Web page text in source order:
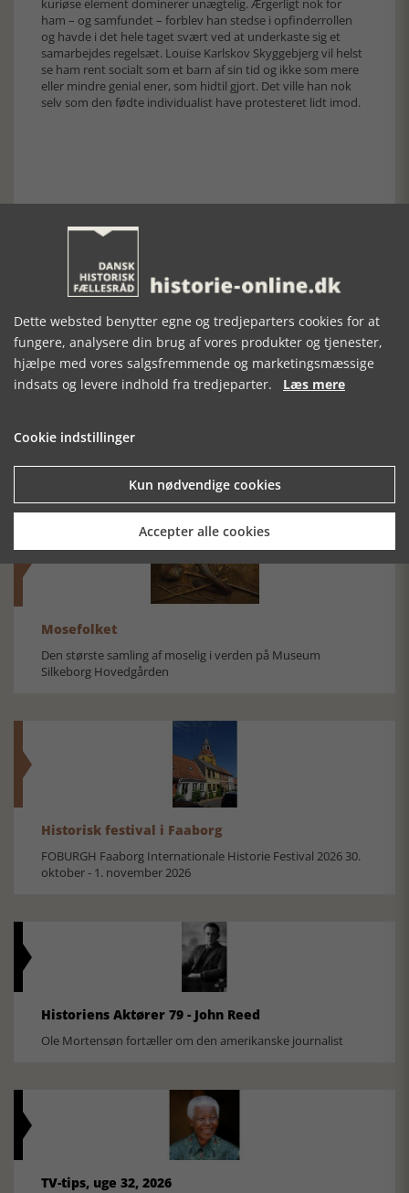
kuriøse element dominerer unægtelig. Ærgerligt nok for
ham – og samfundet – forblev han stedse i opfinderrollen
og havde i det hele taget svært ved at underkaste sig et
samarbejdes regelsæt. Louise Karlskov Skyggebjerg vil helst
se ham rent socialt som et barn af sin tid og ikke som mere
eller mindre genial ener, som hidtil gjort. Det ville han nok
selv som den fødte individualist have protesteret lidt imod.
Forrige artikel
SE RELATEREDE ARTIKLER
KRIG
Mosefolket
Den største samling af moselig i verden på Museum
Silkeborg Hovedgården
Historisk festival i Faaborg
FOBURGH Faaborg Internationale Historie Festival 2026 30.
oktober - 1. november 2026
Historiens Aktører 79 - John Reed
Ole Mortensøn fortæller om den amerikanske journalist
TV-tips, uge 32, 2026
Dette websted benytter egne og tredjeparters cookies for at
fungere, analysere din brug af vores produkter og tjenester,
hjælpe med vores salgsfremmende og marketingsmæssige
indsats og levere indhold fra tredjeparter. Læs mere
Cookie indstillinger
Kun nødvendige cookies
Accepter alle cookies